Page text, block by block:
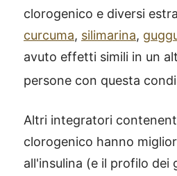
clorogenico e diversi
curcuma, silimarina,
avuto effetti simili in un
persone con questa
Altri integratori
clorogenico hanno
all'insulina (e il profilo dei